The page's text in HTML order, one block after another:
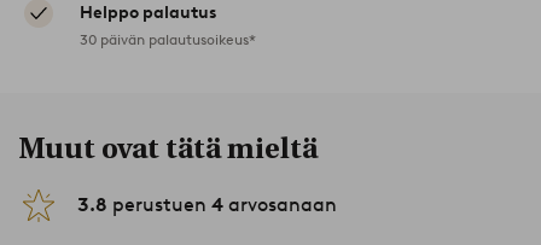
Helppo palautus
30 päivän palautusoikeus*
Muut ovat tätä mieltä
3.8 perustuen 4 arvosanaan